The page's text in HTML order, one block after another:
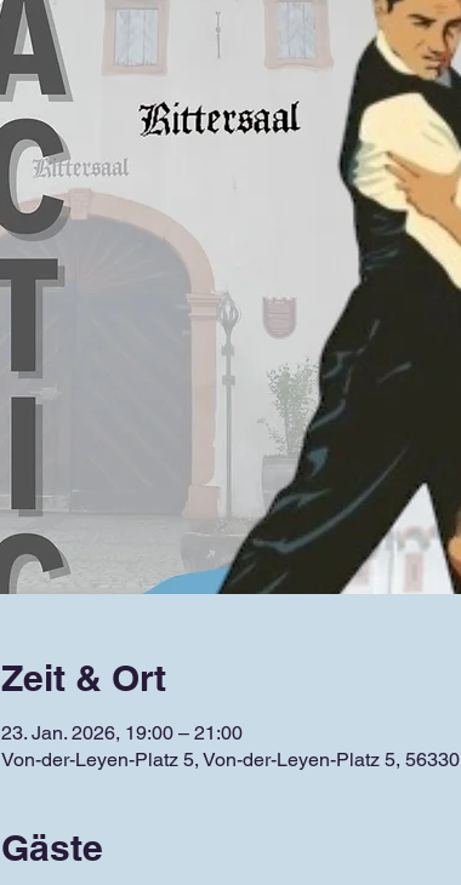
Zeit & Ort
23. Jan. 2026, 19:00 – 21:00
Von-der-Leyen-Platz 5, Von-der-Leyen-Platz 5,
Gäste